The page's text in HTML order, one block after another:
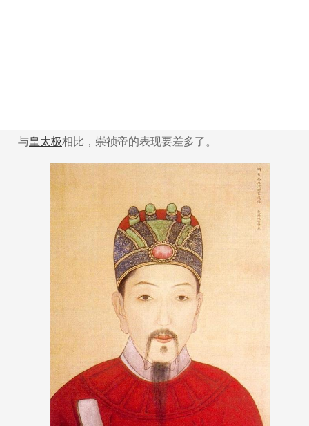
与皇太极相比，崇祯帝的表现要差多了。